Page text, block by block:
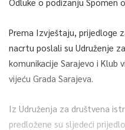
Prema Izvještaju, prijedloge
nacrtu poslali su Udruženje
komunikacije Sarajevo i Klub
vijeću Grada Sarajeva.
Iz Udruženja za društvena
predložene su sljedeći